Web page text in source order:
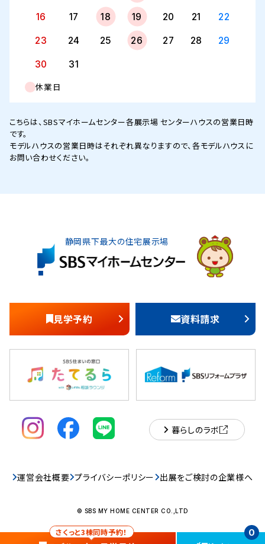
さくっと3棟同時予約！ 0
16 17 18 19 20 21 22
23 24 25 26 27 28 29
30 31
休業日
こちらは、SBSマイホームセンター各展示場 センターハウスの営業日時
です。
モデルハウスの営業日時はそれぞれ異なりますので、各モデルハウスに
お問い合わせください。
静岡県下最大の住宅展示場
見学予約 資料請求
暮らしのラボ
運営会社概要 プライバシーポリシー 出展をご検討の企業様へ
© SBS MY HOME CENTER CO.,LTD